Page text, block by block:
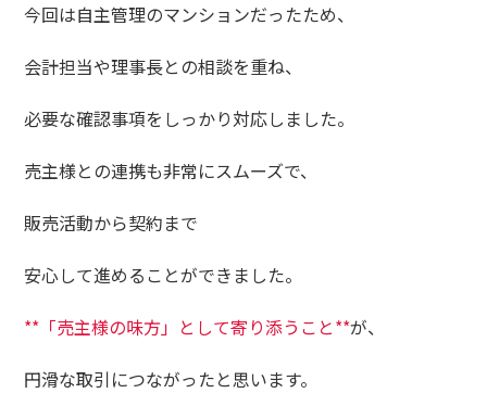
今回は自主管理のマンションだったため、
会計担当や理事長との相談を重ね、
必要な確認事項をしっかり対応しました。
売主様との連携も非常にスムーズで、
販売活動から契約まで
安心して進めることができました。
**「売主様の味方」として寄り添うこと**が、
円滑な取引につながったと思います。